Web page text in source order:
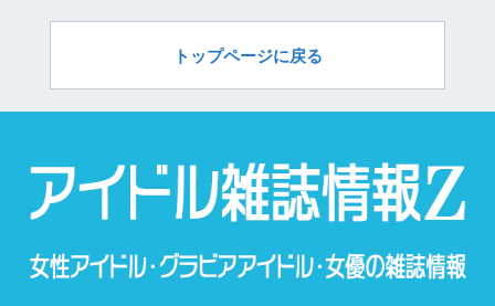
トップページに戻る